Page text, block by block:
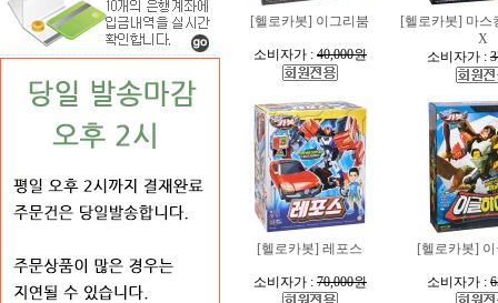
[헬로카봇] 이그리붐
소비자가 : 40,000원
[헬로카봇] 마스
X
소비자가 :
[헬로카봇] 레포스
소비자가 : 70,000원
[헬로카봇]
소비자가 :